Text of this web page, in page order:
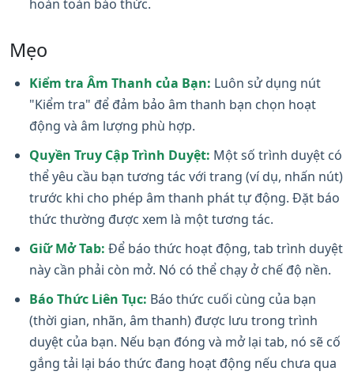
hoàn toàn báo thức.
Mẹo
Kiểm tra Âm Thanh của Bạn: Luôn sử dụng nút
"Kiểm tra" để đảm bảo âm thanh bạn chọn hoạt
động và âm lượng phù hợp.
Quyền Truy Cập Trình Duyệt: Một số trình duyệt có
thể yêu cầu bạn tương tác với trang (ví dụ, nhấn nút)
trước khi cho phép âm thanh phát tự động. Đặt báo
thức thường được xem là một tương tác.
Giữ Mở Tab: Để báo thức hoạt động, tab trình duyệt
này cần phải còn mở. Nó có thể chạy ở chế độ nền.
Báo Thức Liên Tục: Báo thức cuối cùng của bạn
(thời gian, nhãn, âm thanh) được lưu trong trình
duyệt của bạn. Nếu bạn đóng và mở lại tab, nó sẽ cố
gắng tải lại báo thức đang hoạt động nếu chưa qua